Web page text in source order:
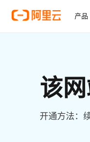
产品
该
开通方法：